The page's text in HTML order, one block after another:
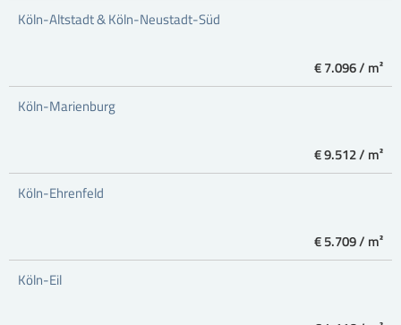
Köln-Altstadt & Köln-Neustadt-Süd
€ 7.096 / m²
Köln-Marienburg
€ 9.512 / m²
Köln-Ehrenfeld
€ 5.709 / m²
Köln-Eil